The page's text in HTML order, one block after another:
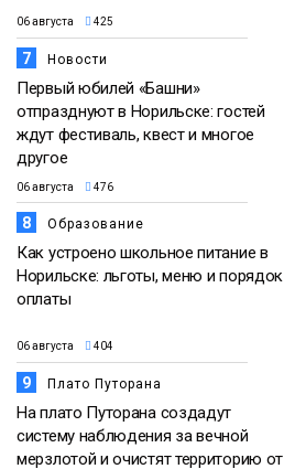
06 августа 425
7 Новости
Первый юбилей «Башни»
отпразднуют в Норильске: гостей
ждут фестиваль, квест и многое
другое
06 августа 476
8 Образование
Как устроено школьное питание в
Норильске: льготы, меню и порядок
оплаты
06 августа 404
9 Плато Путорана
На плато Путорана создадут
систему наблюдения за вечной
мерзлотой и очистят территорию от